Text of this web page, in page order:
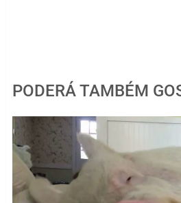
PODERÁ TAMBÉM